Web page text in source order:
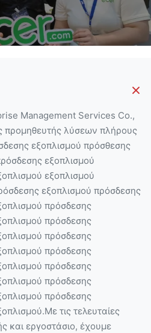
Management Services Co.,
προμηθευτής λύσεων πλήρους
εξοπλισμού πρόσθεσης
εξοπλισμού
εξοπλισμού
εξοπλισμού πρόσδεσης
πρόσδεσης
πρόσδεσης
πρόσδεσης
πρόσδεσης
πρόσδεσης
πρόσδεσης
πρόσδεσης
τις τελευταίες
και εργοστάσιο, έχουμε